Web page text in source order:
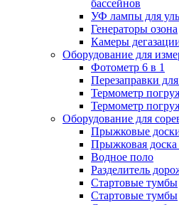
бассейнов
УФ лампы для
Генераторы озона
Камеры
Оборудование для
Фотометр 6 в 1
Перезаправки
Термометр
Термометр
Оборудование для
Прыжковые
Прыжковая
Водное поло
Разделитель
Стартовые тумбы
Стартовые тумбы